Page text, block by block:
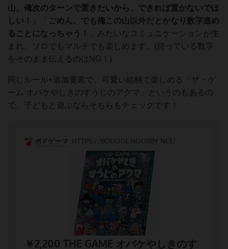
山、俺次のターンで置きたいから、できれば置かないでほ
しい！
ごめん、でも俺この山以外だとかなり数字進め
ることになっちゃう！
」みたいなコミュニケーションが生
まれ、ソロでもマルチでも楽しめます。(持っている数字
をそのまま伝えるのはNG！)
同じルール+追加要素で、可愛い絵柄で楽しめる「ザ・ゲ
ーム オバケやしきのすうじのアクマ」というのもあるの
で、子どもと遊ぶならそちらもチェックです！